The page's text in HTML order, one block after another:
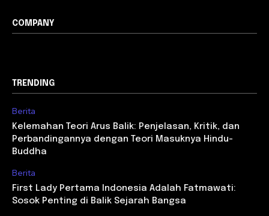
COMPANY
TRENDING
Berita
Kelemahan Teori Arus Balik: Penjelasan, Kritik, dan
Perbandingannya dengan Teori Masuknya Hindu-
Buddha
Berita
First Lady Pertama Indonesia Adalah Fatmawati:
Sosok Penting di Balik Sejarah Bangsa